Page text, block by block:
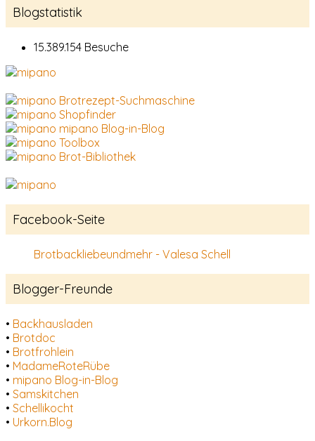
Blogstatistik
15.389.154 Besuche
Brotrezept-Suchmaschine
Shopfinder
mipano Blog-in-Blog
Toolbox
Brot-Bibliothek
Facebook-Seite
Brotbackliebeundmehr - Valesa Schell
Blogger-Freunde
• Backhausladen
• Brotdoc
• Brotfrohlein
• MadameRoteRübe
• mipano Blog-in-Blog
• Samskitchen
• Schellikocht
• Urkorn.Blog